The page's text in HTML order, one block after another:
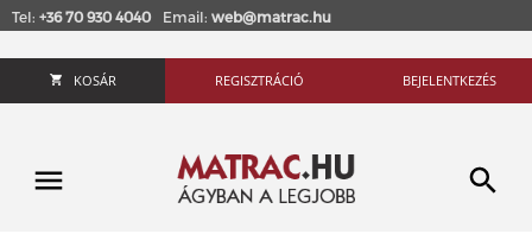
Tel: +36 70 930 4040 Email: web@matrac.hu
KOSÁR REGISZTRÁCIÓ BEJELENTKEZÉS